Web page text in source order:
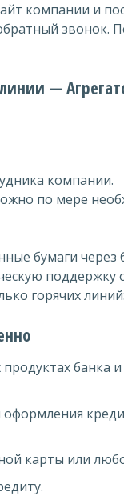
компании и
звонок.
—
компании.
по мере
бумаги через
поддержку
горячих линий:
банка и
оформления
карты или